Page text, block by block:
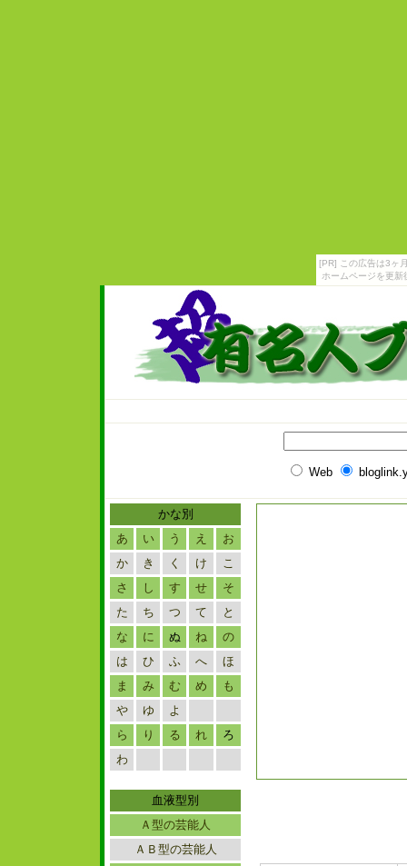
[PR] この広告は3ヶ
ホームページを更
Web
かな別
あ
い う え
お
か
き く け
こ
さ
し す せ
そ
た
ち つ て
と
な
に ぬ ね
の
は
ひ ふ へ
ほ
ま
み む め
も
や
ゆ
よ
ら
り る れ
ろ
わ
血液型別
Ａ型の芸能人
ＡＢ型の芸能人